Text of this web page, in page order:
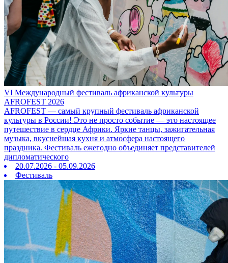
VI Международный фестиваль африканской культуры
AFROFEST 2026
AFROFEST — самый крупный фестиваль африканской
культуры в России! Это не просто событие — это настоящее
путешествие в сердце Африки. Яркие танцы, зажигательная
музыка, вкуснейшая кухня и атмосфера настоящего
праздника. Фестиваль ежегодно объединяет представителей
дипломатического
20.07.2026 - 05.09.2026
Фестиваль